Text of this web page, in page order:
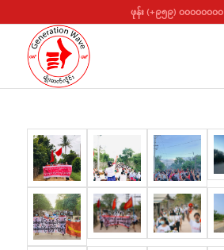
ဖုန်း (+၉၅၉) ၀၀၀၀၀၀၀၀